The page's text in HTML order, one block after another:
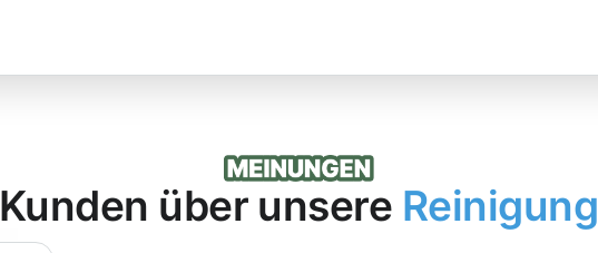
Kunden über unsere Reinigung